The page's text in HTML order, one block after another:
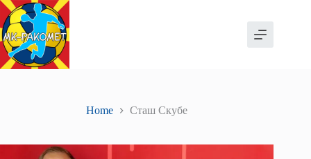
Skip
to
content
Home Сташ Скубе